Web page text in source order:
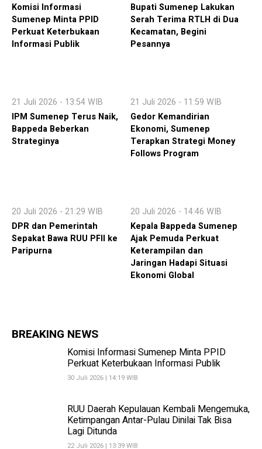
Komisi Informasi
Sumenep Minta PPID
Perkuat Keterbukaan
Informasi Publik
Bupati Sumenep Lakukan
Serah Terima RTLH di Dua
Kecamatan, Begini
Pesannya
21 Juli 2026 - 13:54 WIB
IPM Sumenep Terus Naik,
Bappeda Beberkan
Strateginya
21 Juli 2026 - 11:59 WIB
Gedor Kemandirian
Ekonomi, Sumenep
Terapkan Strategi Money
Follows Program
20 Juli 2026 - 21:29 WIB
DPR dan Pemerintah
Sepakat Bawa RUU PFII ke
Paripurna
20 Juli 2026 - 14:46 WIB
Kepala Bappeda Sumenep
Ajak Pemuda Perkuat
Keterampilan dan
Jaringan Hadapi Situasi
Ekonomi Global
BREAKING NEWS
Komisi Informasi Sumenep Minta PPID
Perkuat Keterbukaan Informasi Publik
30 Juli 2026 | 14:19 WIB
RUU Daerah Kepulauan Kembali Mengemuka,
Ketimpangan Antar-Pulau Dinilai Tak Bisa
Lagi Ditunda
22 Juli 2026 | 13:39 WIB